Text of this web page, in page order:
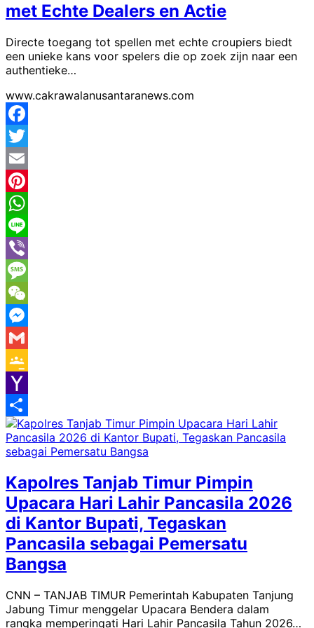
met Echte Dealers en Actie
Directe toegang tot spellen met echte croupiers biedt
een unieke kans voor spelers die op zoek zijn naar een
authentieke…
www.cakrawalanusantaranews.com
Facebook
Twitter
Email
Pinterest
WhatsApp
Line
Viber
Message
WeChat
Messenger
Gmail
Google
Classroom
Yahoo
Mail
Share
Kapolres Tanjab Timur Pimpin
Upacara Hari Lahir Pancasila 2026
di Kantor Bupati, Tegaskan
Pancasila sebagai Pemersatu
Bangsa
CNN – TANJAB TIMUR Pemerintah Kabupaten Tanjung
Jabung Timur menggelar Upacara Bendera dalam
rangka memperingati Hari Lahir Pancasila Tahun 2026…